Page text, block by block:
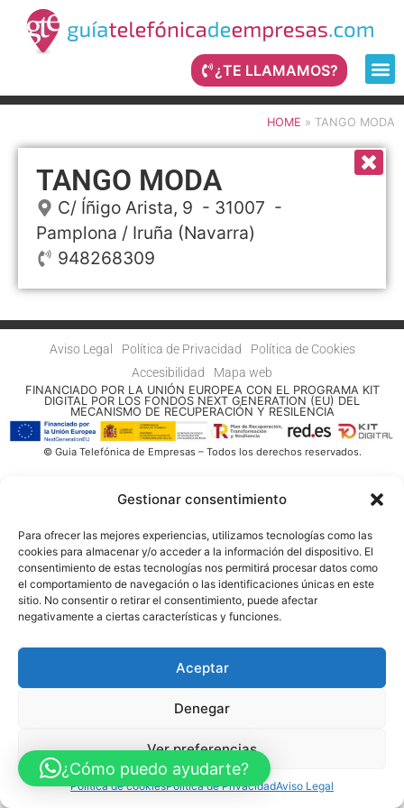
Gestionar consentimiento
Para ofrecer las mejores experiencias, utilizamos tecnologías como las
cookies para almacenar y/o acceder a la información del dispositivo. El
consentimiento de estas tecnologías nos permitirá procesar datos como
el comportamiento de navegación o las identificaciones únicas en este
sitio. No consentir o retirar el consentimiento, puede afectar
negativamente a ciertas características y funciones.
Aceptar
Denegar
Ver preferencias
Política de cookiesPolítica de PrivacidadAviso Legal
¿TE LLAMAMOS?
HOME » TANGO MODA
TANGO MODA
C/ Íñigo Arista, 9 - 31007 -
Pamplona / Iruña (Navarra)
948268309
Aviso Legal Política de Privacidad
Política de Cookies
Accesibilidad
Mapa web
FINANCIADO POR LA UNIÓN EUROPEA CON EL PROGRAMA KIT
DIGITAL POR LOS FONDOS NEXT GENERATION (EU) DEL
MECANISMO DE RECUPERACIÓN Y RESILENCIA
© Guia Telefónica de Empresas – Todos los derechos reservados.
¿Cómo puedo ayudarte?